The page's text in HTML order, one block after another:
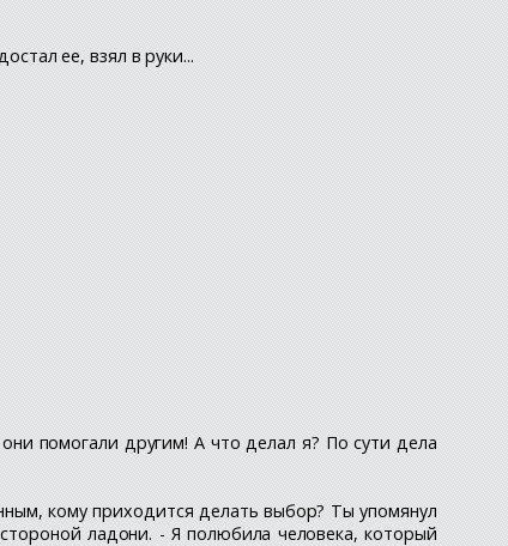
ее, взял в руки...
помогали другим! А что делал я? По сути дела
кому приходится делать выбор? Ты упомянул
ладони. - Я полюбила человека, который